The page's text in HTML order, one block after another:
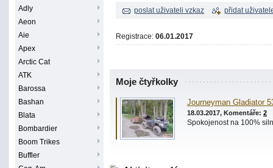
Adly
Aeon
Aie
Apex
Arctic Cat
ATK
Barossa
Bashan
Blata
Bombardier
Boom Trikes
Buffler
poslat uživateli vzkaz přidat
Registrace: 06.01.2017
Moje čtyřkolky
Journeyman Gladiator
18.03.2017, Komentáře: 2
Spokojenost na 100%